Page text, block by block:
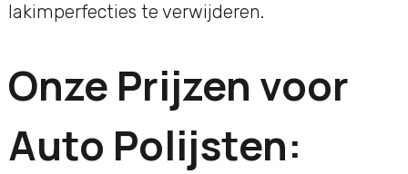
lakimperfecties te verwijderen.
Onze Prijzen voor
Auto Polijsten: